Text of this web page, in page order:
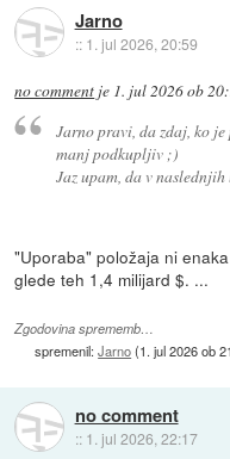
Jarno
:: 1. jul 2026, 20:59
no comment je 1. jul 2026 ob
Jarno pravi, da zdaj, ko
manj podkupljiv ;)
Jaz upam, da v
"Uporaba" položaja ni
glede teh 1,4 milijard $. ...
Zgodovina sprememb…
spremenil:Jarno(1. jul 2026 ob
no comment
:: 1. jul 2026, 22:17